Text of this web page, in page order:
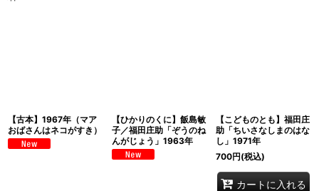
【古本】1967年（マア
おばさんはネコがすき）
【ひかりのくに】飯島敏
子／福田庄助「ぞうのね
んがじょう」1963年
【こどものとも】福田庄
助「ちいさなしまのはな
し」1971年
700円(税込)
カートに入れる